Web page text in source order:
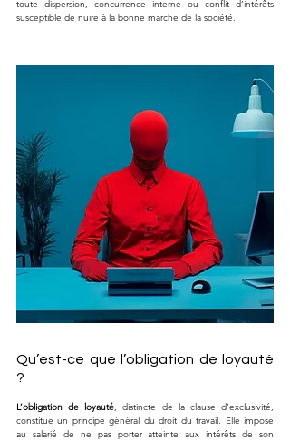
toute dispersion, concurrence interne ou conflit d’intérêts
susceptible de nuire à la bonne marche de la société.
Qu’est-ce que l’obligation de loyauté
?
L’obligation de loyauté, distincte de la clause d’exclusivité,
constitue un principe général du droit du travail. Elle impose
au salarié de ne pas porter atteinte aux intérêts de son